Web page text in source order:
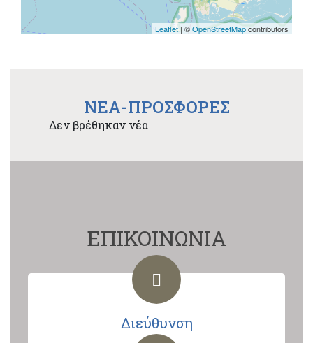
Leaflet| ©OpenStreetMapcontributors
NEA-ΠΡΟΣΦΟΡΕΣ
Δεν βρέθηκαν νέα
ΕΠΙΚΟΙΝΩΝΙΑ
Διεύθυνση